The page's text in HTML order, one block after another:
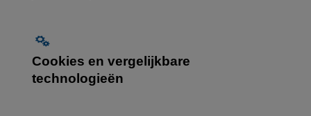
Cookies en vergelijkbare
technologieën